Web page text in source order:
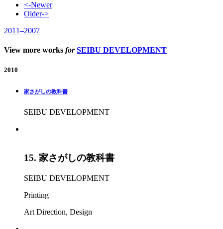
<-Newer
Older->
2011–2007
View more works for SEIBU DEVELOPMENT
2010
家さがしの教科書
SEIBU DEVELOPMENT
15. 家さがしの教科書
SEIBU DEVELOPMENT
Printing
Art Direction, Design